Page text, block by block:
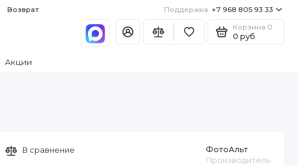
Возврат Поддержка +7 968 805 93 33
Корзина 0
0 руб
Акции
ФотоАльт
Производитель
В сравнение